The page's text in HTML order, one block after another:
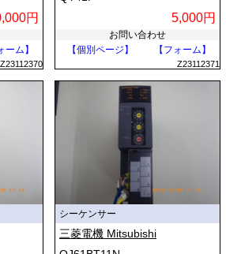
円
ーム】
Z23112370
5,000円
お問い合わせ
【個別ページ】
【フォーム】
Z23112371
シーケンサー
三菱電機 Mitsubishi